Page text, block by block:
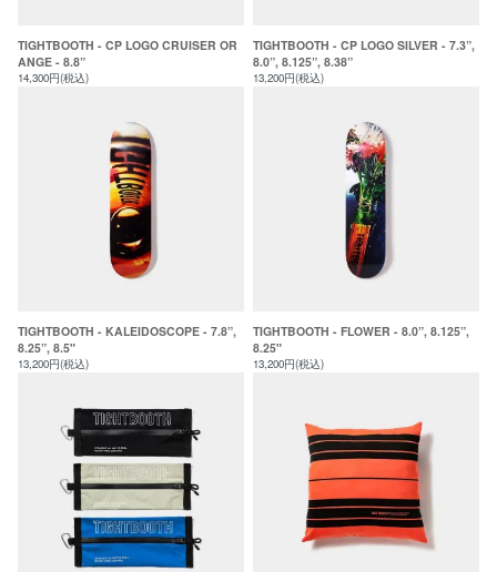
TIGHTBOOTH - CP LOGO CRUISER OR
ANGE - 8.8”
14,300円(税込)
TIGHTBOOTH - CP LOGO SILVER - 7.3”,
8.0”, 8.125”, 8.38”
13,200円(税込)
TIGHTBOOTH - KALEIDOSCOPE - 7.8”,
8.25”, 8.5"
13,200円(税込)
TIGHTBOOTH - FLOWER - 8.0”, 8.125”,
8.25"
13,200円(税込)